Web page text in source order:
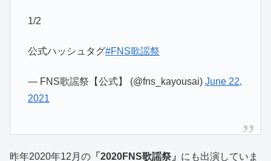
1/2
公式ハッシュタグ#FNS歌謡祭
— FNS歌謡祭【公式】 (@fns_kayousai) June 22,
2021
昨年2020年12月の 「2020FNS歌謡祭」 にも出演していま